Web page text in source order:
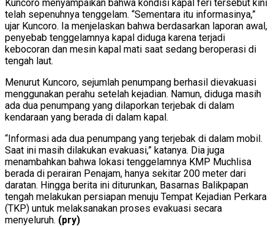
Kuncoro menyampaikan bahwa kondisi kapal feri tersebut kini
telah sepenuhnya tenggelam. “Sementara itu informasinya,”
ujar Kuncoro. Ia menjelaskan bahwa berdasarkan laporan awal,
penyebab tenggelamnya kapal diduga karena terjadi
kebocoran dan mesin kapal mati saat sedang beroperasi di
tengah laut.
Menurut Kuncoro, sejumlah penumpang berhasil dievakuasi
menggunakan perahu setelah kejadian. Namun, diduga masih
ada dua penumpang yang dilaporkan terjebak di dalam
kendaraan yang berada di dalam kapal.
“Informasi ada dua penumpang yang terjebak di dalam mobil.
Saat ini masih dilakukan evakuasi,” katanya. Dia juga
menambahkan bahwa lokasi tenggelamnya KMP Muchlisa
berada di perairan Penajam, hanya sekitar 200 meter dari
daratan. Hingga berita ini diturunkan, Basarnas Balikpapan
tengah melakukan persiapan menuju Tempat Kejadian Perkara
(TKP) untuk melaksanakan proses evakuasi secara
menyeluruh. (pry)